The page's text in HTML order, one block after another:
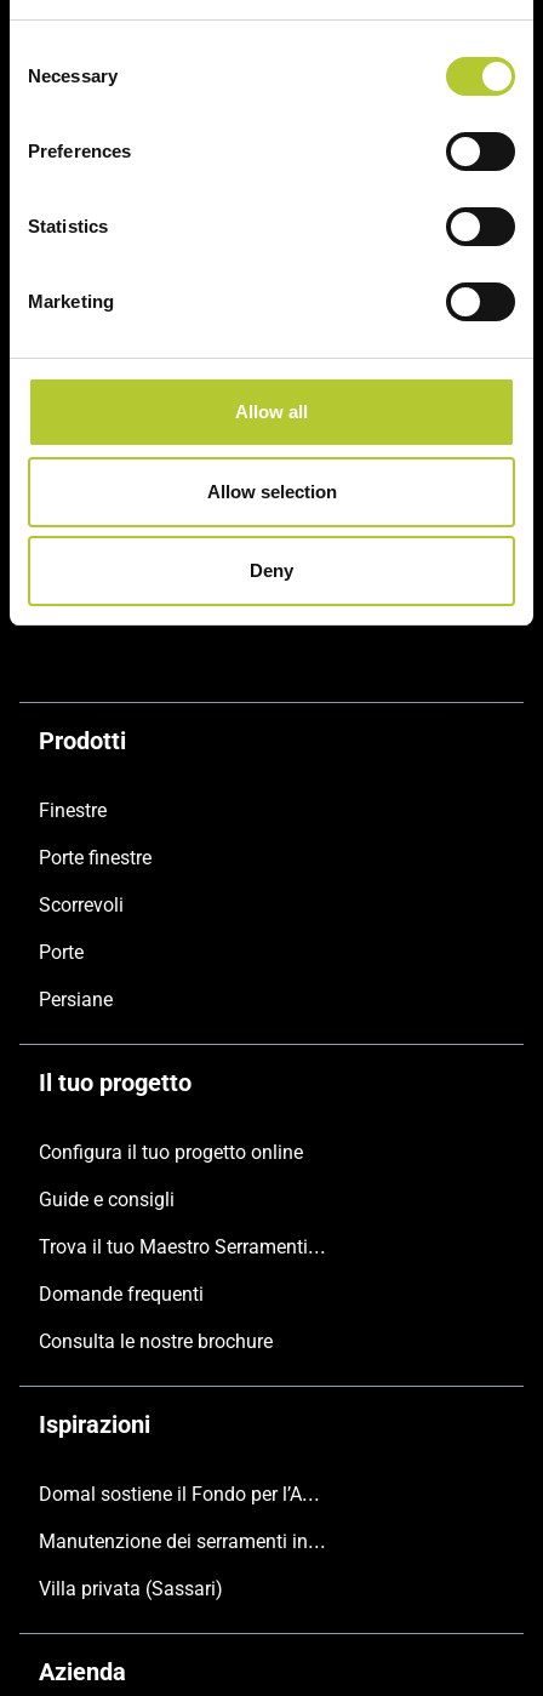
Selection
Necessary
Preferences
Statistics
Marketing
Allow all
Allow selection
Deny
consolidata nel tempo
Serramentisti Domal
Prodotti
Finestre
Porte finestre
Scorrevoli
Porte
Persiane
Il tuo progetto
Configura il tuo progetto online
Guide e consigli
Trova il tuo Maestro Serramentista Domal
Domande frequenti
Consulta le nostre brochure
Ispirazioni
Domal sostiene il Fondo per l’Ambiente Italiano anche per le Giornate FAI di Primavera 2024
Manutenzione dei serramenti in alluminio
Villa privata (Sassari)
Azienda